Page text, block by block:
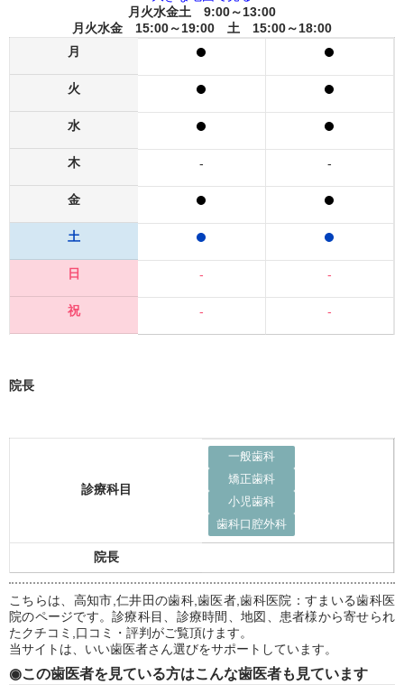
月火水金土 9:00～13:00
月火水金 15:00～19:00 土 15:00～18:00
月
火
水
木
金
土
日
祝
-
-
-
-
-
-
院長
診療科目
一般歯科
矯正歯科
小児歯科
歯科口腔外科
院長
こちらは、高知市,仁井田の歯科,歯医者,歯科医院：すまいる歯科医
院のページです。診療科目、診療時間、地図、患者様から寄せられ
たクチコミ,口コミ・評判がご覧頂けます。
当サイトは、いい歯医者さん選びをサポートしています。
◉この歯医者を見ている方はこんな歯医者も見ています